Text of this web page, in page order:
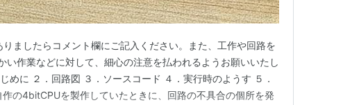
ましたらコメント欄にご記入ください。また、工作や回路を
い作業などに対して、細心の注意を払われるようお願いいたし
めに ２．回路図 ３．ソースコード ４．実行時のようす ５．
の4bitCPUを製作していたときに、回路の不具合の個所を発